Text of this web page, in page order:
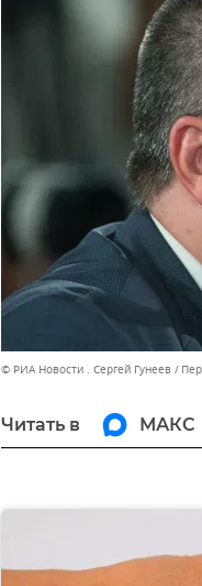
© РИА Новости . Сергей Гунеев
Читать в МАКС